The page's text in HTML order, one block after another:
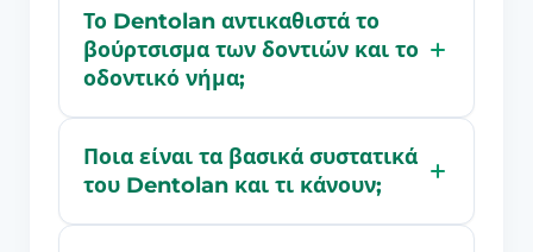
Το Dentolan αντικαθιστά το
βούρτσισμα των δοντιών και το
οδοντικό νήμα;
Ποια είναι τα βασικά συστατικά
του Dentolan και τι κάνουν;